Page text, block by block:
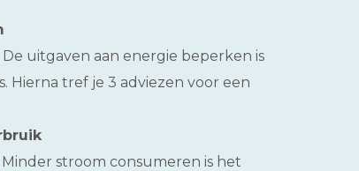
uitgaven aan energie beperken is
Hierna tref je 3 adviezen voor een
stroom consumeren is het